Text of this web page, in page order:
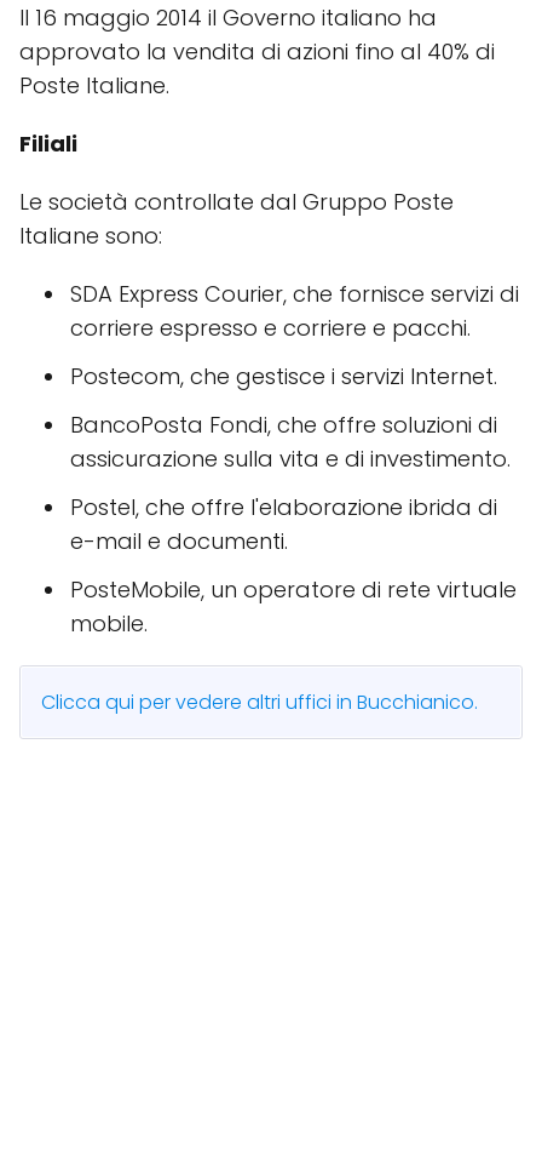
Il 16 maggio 2014 il Governo italiano ha
approvato la vendita di azioni fino al 40% di
Poste Italiane.
Filiali
Le società controllate dal Gruppo Poste
Italiane sono:
SDA Express Courier, che fornisce servizi di
corriere espresso e corriere e pacchi.
Postecom, che gestisce i servizi Internet.
BancoPosta Fondi, che offre soluzioni di
assicurazione sulla vita e di investimento.
Postel, che offre l'elaborazione ibrida di
e-mail e documenti.
PosteMobile, un operatore di rete virtuale
mobile.
Clicca qui per vedere altri uffici in Bucchianico.